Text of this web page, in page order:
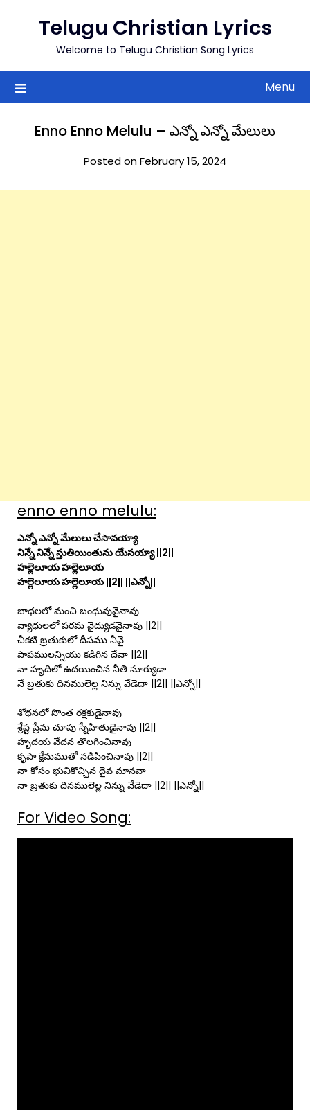
Telugu Christian Lyrics
Welcome to Telugu Christian Song Lyrics
Menu
Enno Enno Melulu – ఎన్నో ఎన్నో మేలులు
Posted on February 15, 2024
enno enno melulu:
ఎన్నో ఎన్నో మేలులు చేసావయ్యా
నిన్నే నిన్నే స్తుతియింతును యేసయ్యా ||2||
హల్లెలూయ హల్లెలూయ
హల్లెలూయ హల్లెలూయ ||2|| ||ఎన్నో||
బాధలలో మంచి బంధువువైనావు
వ్యాధులలో పరమ వైద్యుడవైనావు ||2||
చీకటి బ్రతుకులో దీపము నీవై
పాపములన్నియు కడిగిన దేవా ||2||
నా హృదిలో ఉదయించిన నీతి సూర్యుడా
నే బ్రతుకు దినములెల్ల నిన్ను వేడెదా ||2|| ||ఎన్నో||
శోధనలో సొంత రక్షకుడైనావు
శ్రేష్ట ప్రేమ చూపు స్నేహితుడైనావు ||2||
హృదయ వేదన తొలగించినావు
కృపా క్షేమముతో నడిపించినావు ||2||
నా కోసం భువికొచ్చిన దైవ మానవా
నా బ్రతుకు దినములెల్ల నిన్ను వేడెదా ||2|| ||ఎన్నో||
For Video Song: